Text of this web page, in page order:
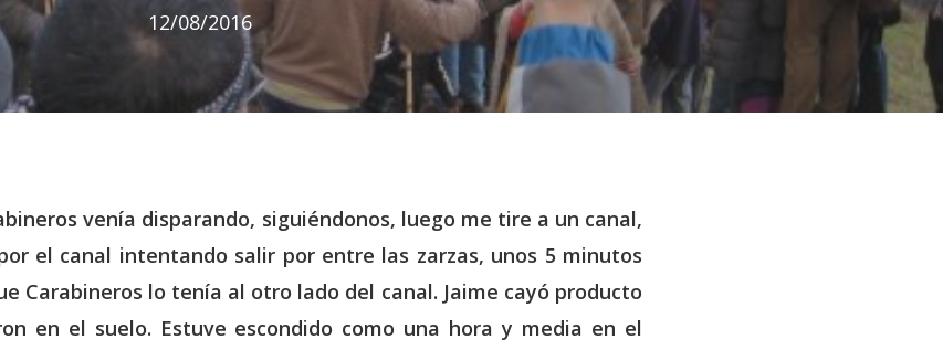
12/08/2016
venía disparando, siguiéndonos, luego me tire a un canal,
el canal intentando salir por entre las zarzas, unos 5 minutos
Carabineros lo tenía al otro lado del canal. Jaime cayó producto
en el suelo. Estuve escondido como una hora y media en el